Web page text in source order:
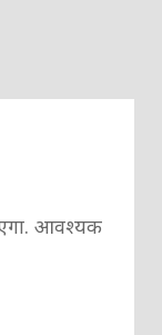
आवश्यक